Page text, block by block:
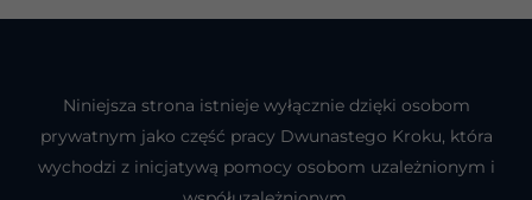
Niniejsza strona istnieje wyłącznie dzięki osobom
prywatnym jako część pracy Dwunastego Kroku, która
wychodzi z inicjatywą pomocy osobom uzależnionym i